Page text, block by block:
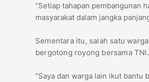
“Setiap tahapan pembangunan
masyarakat dalam jangka
Sementara itu, salah satu
bergotong royong bersama TNI.
“Saya dan warga lain ikut bantu